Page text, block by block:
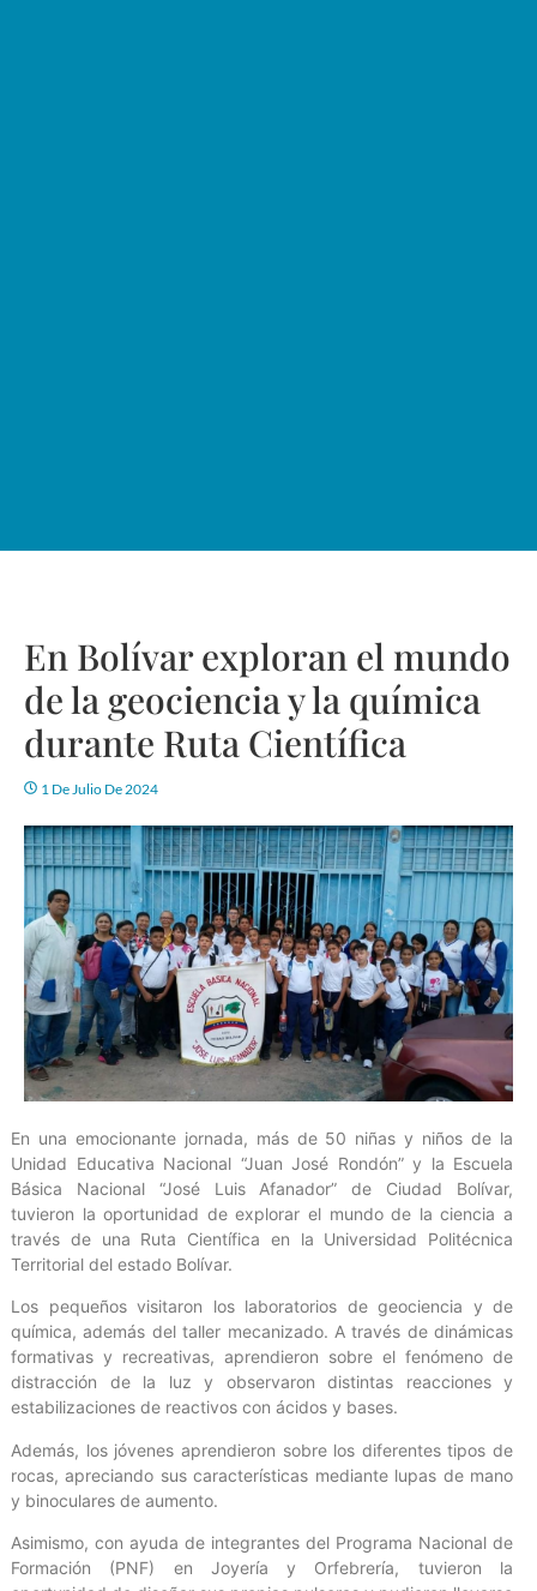
En Bolívar exploran el mundo
de la geociencia y la química
durante Ruta Científica
1 De Julio De 2024
En una emocionante jornada, más de 50 niñas y niños de la
Unidad Educativa Nacional “Juan José Rondón” y la Escuela
Básica Nacional “José Luis Afanador” de Ciudad Bolívar,
tuvieron la oportunidad de explorar el mundo de la ciencia a
través de una Ruta Científica en la Universidad Politécnica
Territorial del estado Bolívar.
Los pequeños visitaron los laboratorios de geociencia y de
química, además del taller mecanizado. A través de dinámicas
formativas y recreativas, aprendieron sobre el fenómeno de
distracción de la luz y observaron distintas reacciones y
estabilizaciones de reactivos con ácidos y bases.
Además, los jóvenes aprendieron sobre los diferentes tipos de
rocas, apreciando sus características mediante lupas de mano
y binoculares de aumento.
Asimismo, con ayuda de integrantes del Programa Nacional de
Formación (PNF) en Joyería y Orfebrería, tuvieron la